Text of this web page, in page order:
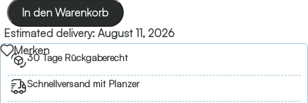
In den Warenkorb
Estimated delivery: August 11, 2026
Merken
30 Tage Rückgaberecht
Schnellversand mit Planzer